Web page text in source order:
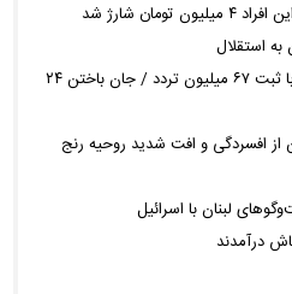
شارژ شد
استقلال
پایان طرح ترافیکی اربعین پلیس با ثبت ۶۷ میلیون تردد / جان باختن ۲۴
از افسردگی و افت شدید روحیه رنج
لبنان با اسرائیل
درآمدند